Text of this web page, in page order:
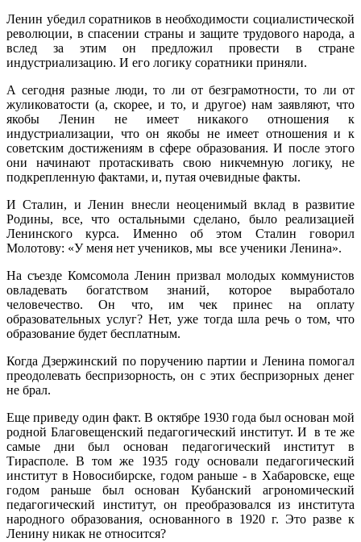
Ленин убедил соратников в необходимости социалистической
революции, в спасении страны и защите трудового народа, а
вслед за этим он предложил провести в стране
индустриализацию. И его логику соратники приняли.
А сегодня разные люди, то ли от безграмотности, то ли от
жуликоватости (а, скорее, и то, и другое) нам заявляют, что
якобы Ленин не имеет никакого отношения к
индустриализации, что он якобы не имеет отношения и к
советским достижениям в сфере образования. И после этого
они начинают протаскивать свою никчемную логику, не
подкрепленную фактами, и, путая очевидные факты.
И Сталин, и Ленин внесли неоценимый вклад в развитие
Родины, все, что остальными сделано, было реализацией
Ленинского курса. Именно об этом Сталин говорил
Молотову: «У меня нет учеников, мы все ученики Ленина».
На съезде Комсомола Ленин призвал молодых коммунистов
овладевать богатством знаний, которое выработало
человечество. Он что, им чек принес на оплату
образовательных услуг? Нет, уже тогда шла речь о том, что
образование будет бесплатным.
Когда Дзержинский по поручению партии и Ленина помогал
преодолевать беспризорность, он с этих беспризорных денег
не брал.
Еще приведу один факт. В октябре 1930 года был основан мой
родной Благовещенский педагогический институт. И в те же
самые дни был основан педагогический институт в
Тирасполе. В том же 1935 году основали педагогический
институт в Новосибирске, годом раньше - в Хабаровске, еще
годом раньше был основан Кубанский агрономический
педагогический институт, он преобразовался из института
народного образования, основанного в 1920 г. Это разве к
Ленину никак не относится?